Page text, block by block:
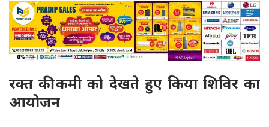
रक्त की कमी को देखते हुए किया शिविर का
आयोजन